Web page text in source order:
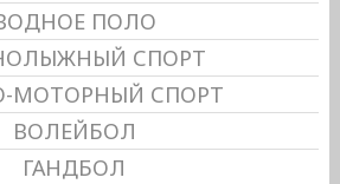
ПОЛО
СПОРТ
МОТОРНЫЙ СПОРТ
ВОЛЕЙБОЛ
ГАНДБОЛ